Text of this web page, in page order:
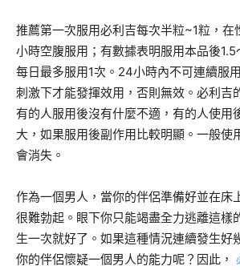
推薦第一次服用必利吉每次半粒~1粒，在
小時空腹服用；有數據表明服用本品後1.5
每日最多服用1次。24小時內不可連續服
刺激下才能發揮效用，否則無效。必利吉
有的人服用後沒有什麼不適，有的人使用
大，如果服用後副作用比較明顯。一般使
會消失。
作為一個男人，當你的伴侶準備好並在床
很難勃起。眼下你只能竭盡全力逃離這樣
生一次就好了。如果這種情況連續發生好
你的伴侶懷疑一個男人的能力呢？因此，